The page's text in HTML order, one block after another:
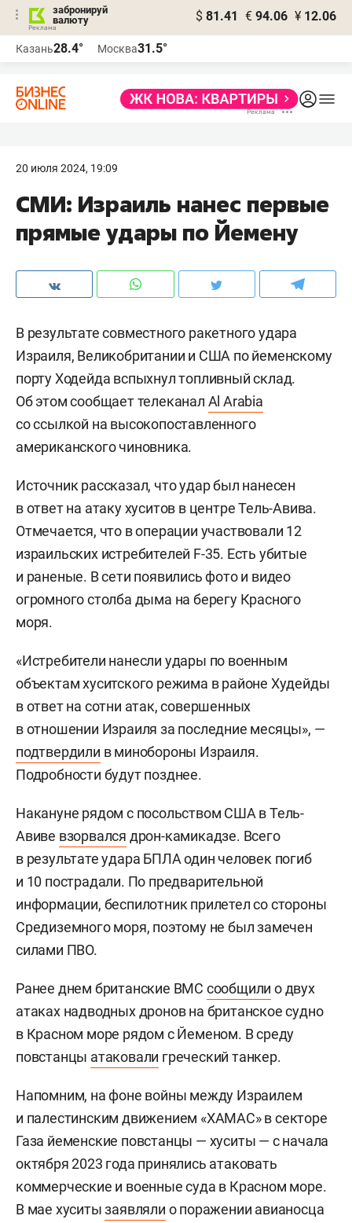
забронируй
валюту
$ 81.41 € 94.06 ¥ 12.06
Казань28.4° Москва31.5°
20 июля 2024, 19:09
СМИ: Израиль нанес первые
прямые удары по Йемену
В результате совместного ракетного удара
Израиля, Великобритании и США по йеменскому
порту Ходейда вспыхнул топливный склад.
Об этом сообщает телеканал Al Arabia
со ссылкой на высокопоставленного
американского чиновника.
Источник рассказал, что удар был нанесен
в ответ на атаку хуситов в центре Тель-Авива.
Отмечается, что в операции участвовали 12
израильских истребителей F-35. Есть убитые
и раненые. В сети появились фото и видео
огромного столба дыма на берегу Красного
моря.
«Истребители нанесли удары по военным
объектам хуситского режима в районе Худейды
в ответ на сотни атак, совершенных
в отношении Израиля за последние месяцы», —
подтвердили в минобороны Израиля.
Подробности будут позднее.
Накануне рядом с посольством США в Тель-
Авиве взорвался дрон-камикадзе. Всего
в результате удара БПЛА один человек погиб
и 10 пострадали. По предварительной
информации, беспилотник прилетел со стороны
Средиземного моря, поэтому не был замечен
силами ПВО.
Ранее днем британские ВМС сообщили о двух
атаках надводных дронов на британское судно
в Красном море рядом с Йеменом. В среду
повстанцы атаковали греческий танкер.
Напомним, на фоне войны между Израилем
и палестинским движением «ХАМАС» в секторе
Газа йеменские повстанцы — хуситы — с начала
октября 2023 года принялись атаковать
коммерческие и военные суда в Красном море.
В мае хуситызаявляли о поражении авианосца